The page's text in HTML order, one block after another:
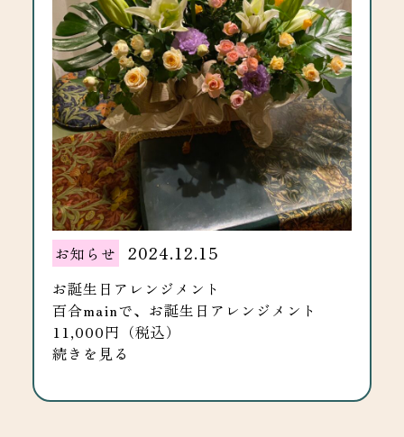
お知らせ 2024.12.15
お誕生日アレンジメント
百合mainで、お誕生日アレンジメント
11,000円（税込）
続きを見る